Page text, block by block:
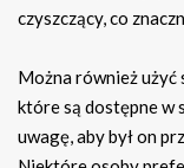
czyszczący, co
Można również użyć
które są dostępne w
uwagę, aby był on